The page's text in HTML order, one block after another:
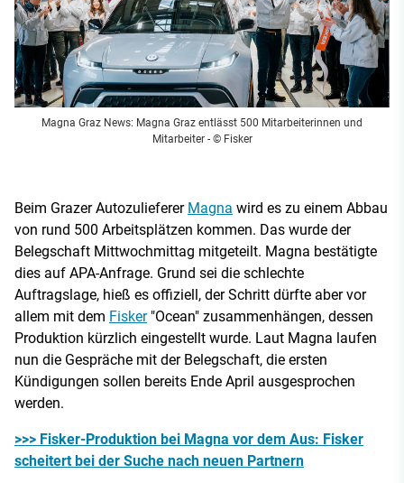
Magna Graz News: Magna Graz entlässt 500 Mitarbeiterinnen und
Mitarbeiter - © Fisker
Beim Grazer Autozulieferer Magna wird es zu einem Abbau
von rund 500 Arbeitsplätzen kommen. Das wurde der
Belegschaft Mittwochmittag mitgeteilt. Magna bestätigte
dies auf APA-Anfrage. Grund sei die schlechte
Auftragslage, hieß es offiziell, der Schritt dürfte aber vor
allem mit dem Fisker"Ocean" zusammenhängen, dessen
Produktion kürzlich eingestellt wurde. Laut Magna laufen
nun die Gespräche mit der Belegschaft, die ersten
Kündigungen sollen bereits Ende April ausgesprochen
werden.
>>> Fisker-Produktion bei Magna vor dem Aus: Fisker
scheitert bei der Suche nach neuen Partnern